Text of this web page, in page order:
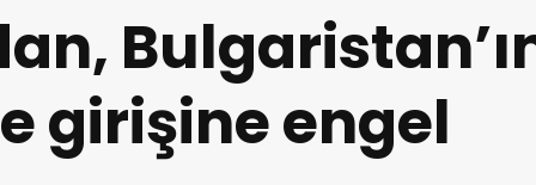
girişine engel